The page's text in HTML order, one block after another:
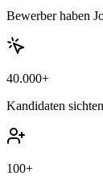
Bewerber haben
40.000+
Kandidaten
100+